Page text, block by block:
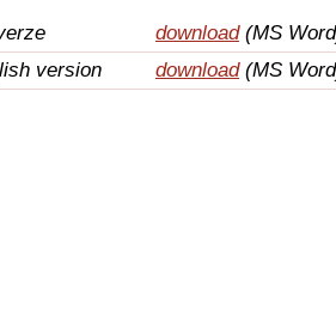
download(MS
version
download(MS